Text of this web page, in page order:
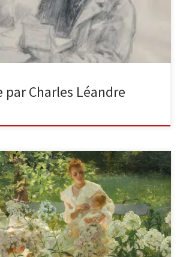
par Charles Léandre
1889, 160 x 160 cm
musee-de-la-roche-sur-yon Ce qui frappe
oeuvre […]